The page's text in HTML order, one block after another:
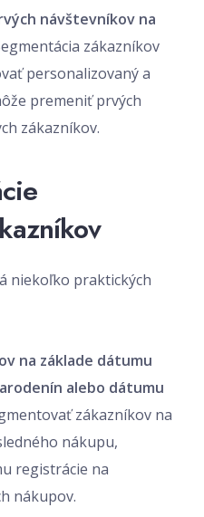
návštevníkov na
zákazníkov
personalizovaný a
premeniť prvých
zákazníkov.
niekoľko praktických
na základe dátumu
alebo dátumu
zákazníkov na
nákupu,
registrácie na
nákupov.